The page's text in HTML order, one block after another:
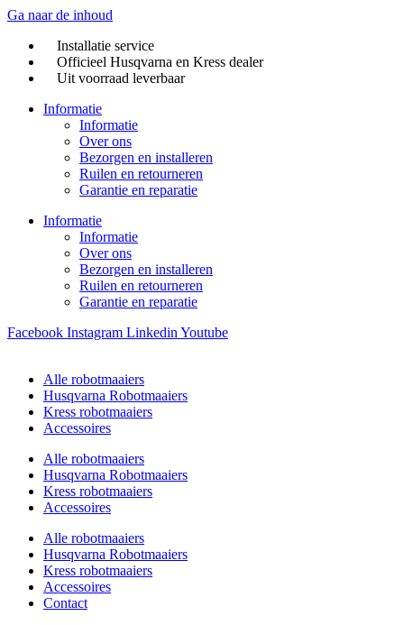
Ga naar de inhoud
Installatie service
Officieel Husqvarna en Kress dealer
Uit voorraad leverbaar
Informatie
Informatie
Over ons
Bezorgen en installeren
Ruilen en retourneren
Garantie en reparatie
Informatie
Informatie
Over ons
Bezorgen en installeren
Ruilen en retourneren
Garantie en reparatie
Facebook Instagram Linkedin Youtube
Alle robotmaaiers
Husqvarna Robotmaaiers
Kress robotmaaiers
Accessoires
Alle robotmaaiers
Husqvarna Robotmaaiers
Kress robotmaaiers
Accessoires
Alle robotmaaiers
Husqvarna Robotmaaiers
Kress robotmaaiers
Accessoires
Contact